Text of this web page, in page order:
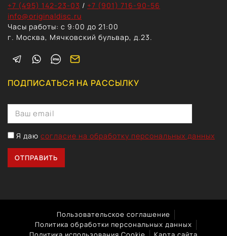
+7 (495) 142-23-03 / +7 (901) 716-90-56
info@originaldisc.ru
Часы работы: с 9:00 до 21:00
г. Москва, Мячковский бульвар, д.23.
ПОДПИСАТЬСЯ НА РАССЫЛКУ
Я даю согласие на обработку персональных данных
Пользовательское соглашение
Политика обработки персональных данных